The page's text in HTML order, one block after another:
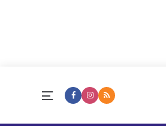
Menu